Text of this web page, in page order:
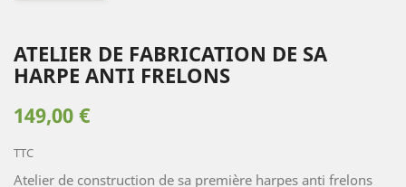
ATELIER DE FABRICATION DE SA
HARPE ANTI FRELONS
149,00 €
TTC
Atelier de construction de sa première harpes anti frelons